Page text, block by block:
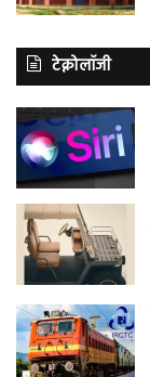
टेक्नोलॉजी